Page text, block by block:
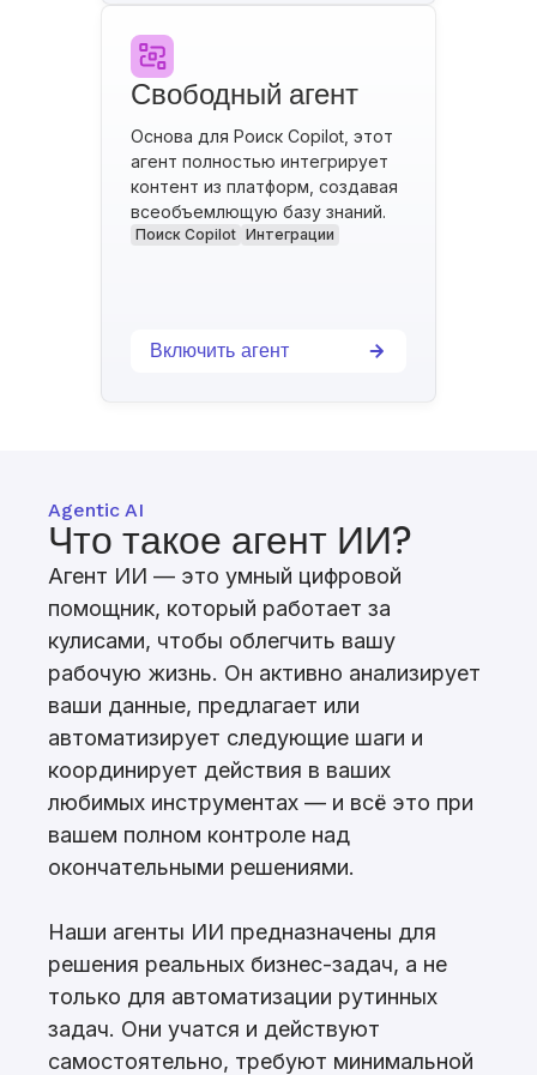
Свободный агент
Основа для Poиск Copilot, этот
агент полностью интегрирует
контент из платформ, создавая
всеобъемлющую базу знаний.
Поиск Copilot Интеграции
Включить агент
Agentic AI
Что такое агент ИИ?
Агент ИИ — это умный цифровой
помощник, который работает за
кулисами, чтобы облегчить вашу
рабочую жизнь. Он активно анализирует
ваши данные, предлагает или
автоматизирует следующие шаги и
координирует действия в ваших
любимых инструментах — и всё это при
вашем полном контроле над
окончательными решениями.
Наши агенты ИИ предназначены для
решения реальных бизнес-задач, а не
только для автоматизации рутинных
задач. Они учатся и действуют
самостоятельно, требуют минимальной